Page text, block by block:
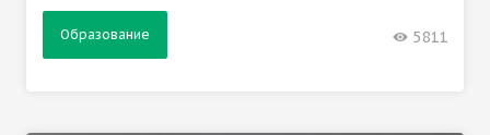
Образование 5811